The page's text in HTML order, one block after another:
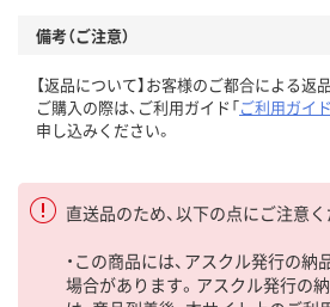
備考（ご注意）
【返品について】お客様のご都合による返
ご購入の際は、ご利用ガイド「ご利用ガイド
申し込みください。
直送品のため、以下の点にご注意く
・この商品には、アスクル発行の
場合があります。アスクル発行の